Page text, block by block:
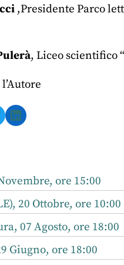
,Presidente Parco
, Liceo scientifico
LinkedIn
ore 15:00
20 Ottobre, ore 10:00
07 Agosto, ore 18:00
Giugno, ore 18:00